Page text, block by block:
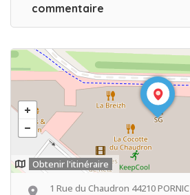
commentaire
Obtenir l'itinéraire
1 Rue du Chaudron 44210 PORNIC